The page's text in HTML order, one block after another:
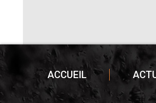
ACCUEIL